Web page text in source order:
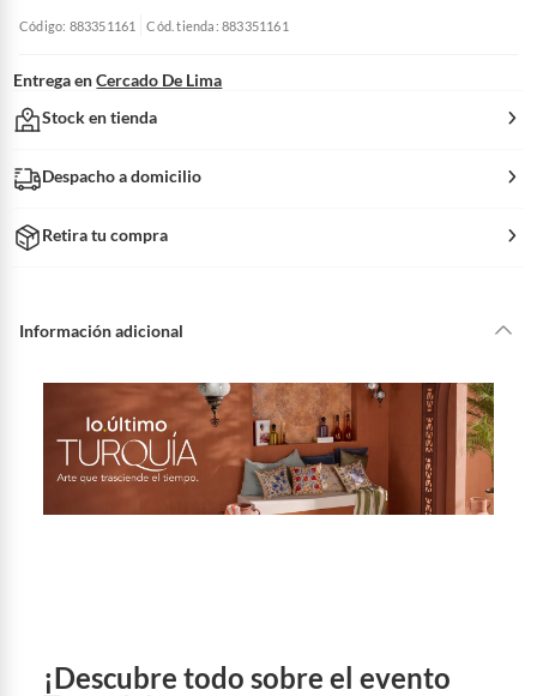
Código: 883351161 Cód. tienda: 883351161
Entrega en Cercado De Lima
Stock en tienda
Despacho a domicilio
Retira tu compra
Información adicional
¡Descubre todo sobre el evento